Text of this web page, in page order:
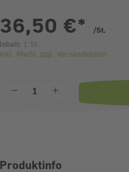
36,50 €* /St.
Inhalt: 1 St
inkl. MwSt. zzgl. Versandkosten
Anzahl
Produktinfo